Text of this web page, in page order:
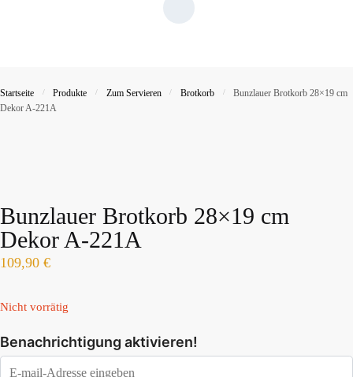
Startseite / Produkte / Zum Servieren / Brotkorb /
Bunzlauer Brotkorb 28×19 cm
Dekor A-221A
Bunzlauer Brotkorb 28×19 cm
Dekor A-221A
109,90 €
Nicht vorrätig
Benachrichtigung aktivieren!